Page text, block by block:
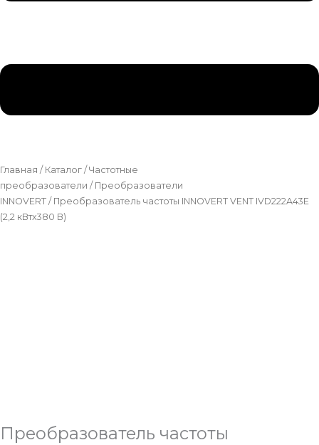
Главная / Каталог / Частотные
преобразователи / Преобразователи
INNOVERT / Преобразователь частоты INNOVERT VENT IVD222A43E
(2,2 кВтx380 В)
Преобразователь частоты